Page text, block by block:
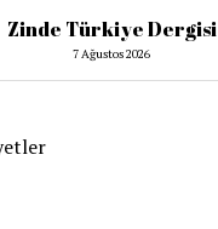
Zinde Türkiye Dergisi
7 Ağustos 2026